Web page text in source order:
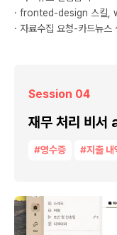
· fronted-design 스킬,
· 자료수집 요청-카드뉴스
Session 04
재무 처리 비
#영수증 #지출 내